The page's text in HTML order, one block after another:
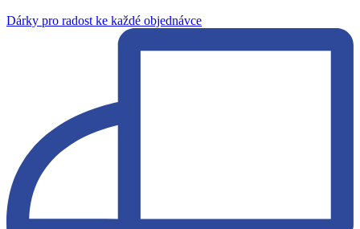
Dárky pro radost ke každé objednávce